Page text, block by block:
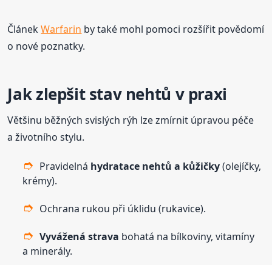
ČlánekWarfarin by také mohl pomoci rozšířit povědomí
o nové poznatky.
Jak zlepšit stav nehtů v praxi
Většinu běžných svislých rýh lze zmírnit úpravou péče
a životního stylu.
Pravidelná hydratace nehtů a kůžičky(olejíčky,
krémy).
Ochrana rukou při úklidu (rukavice).
Vyvážená strava bohatá na bílkoviny, vitamíny
a minerály.